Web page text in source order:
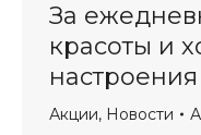
За
красоты и
Акции, Новости